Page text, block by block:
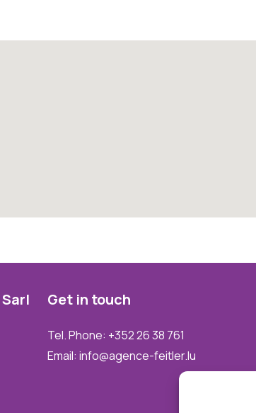
Sarl Get in touch
Tel. Phone: +352 26 38 761
Email: info@agence-feitler.lu